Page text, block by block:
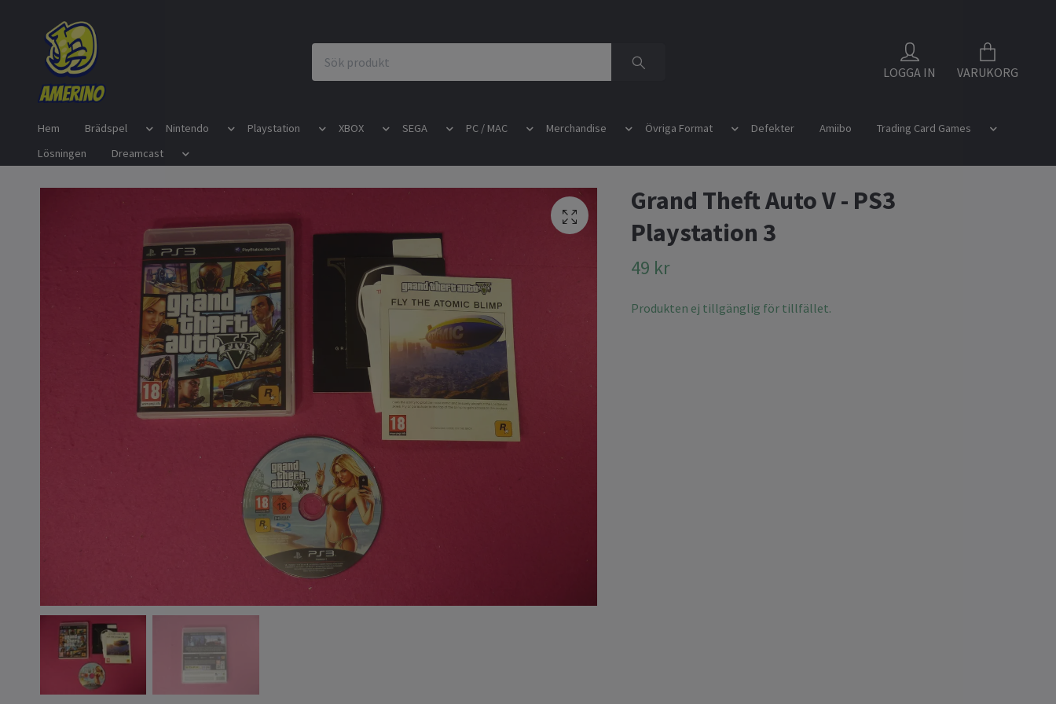
LOGGA IN VARUKORG
Hem Brädspel Nintendo Playstation XBOX SEGA PC / MAC Merchandise Övriga Format Defekter Amiibo
Trading Card Games
Lösningen
Dreamcast
Grand Theft Auto V - PS3
Playstation 3
49 kr
Produkten ej tillgänglig för tillfället.